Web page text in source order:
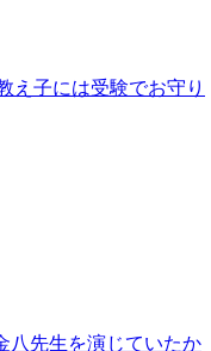
え子には受験でお守り
八先生を演じていたか